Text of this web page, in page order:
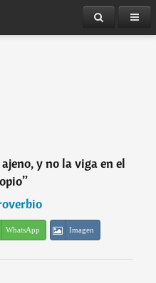
y no la viga en el
”
WhatsApp Imagen